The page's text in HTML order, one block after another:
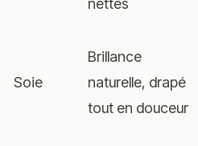
nettes
Soie
Brillance
naturelle, drapé
tout en douceur